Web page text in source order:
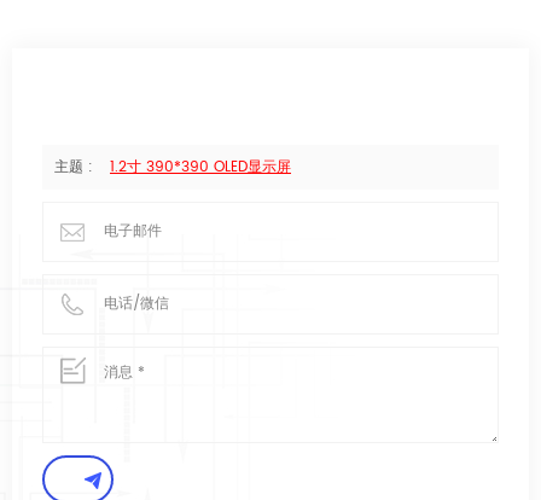
主题 : 1.2寸 390*390 OLED显示屏